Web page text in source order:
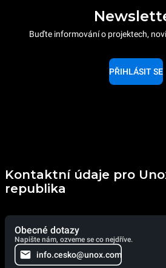
Buďte informování o projektech,
PŘIHLÁSIT SE
Kontaktní údaje pro
republika
Obecné dotazy
Napište nám, ozveme se co nejdříve.
info.cesko@unox.com